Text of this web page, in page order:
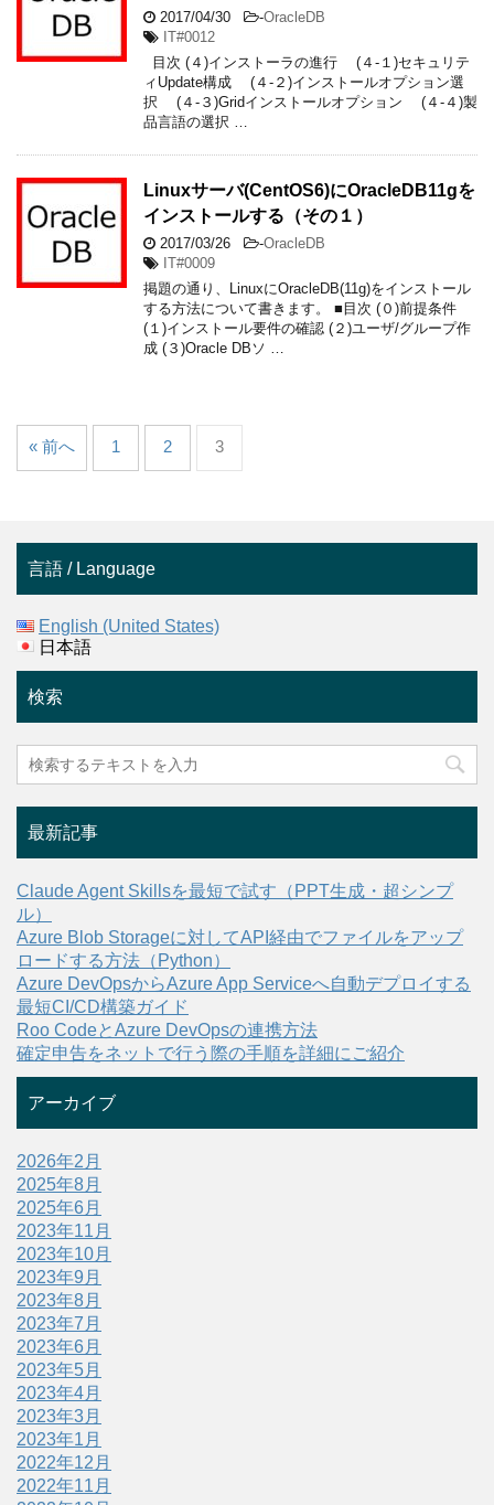
2017/04/30 -OracleDB
IT#0012
目次 (４)インストーラの進行 (４-１)セキュリテ
ィUpdate構成 (４-２)インストールオプション選
択 (４-３)Gridインストールオプション (４-４)製
品言語の選択 …
Linuxサーバ(CentOS6)にOracleDB11gを
インストールする（その１）
2017/03/26 -OracleDB
IT#0009
掲題の通り、LinuxにOracleDB(11g)をインストール
する方法について書きます。 ■目次 (０)前提条件
(１)インストール要件の確認 (２)ユーザ/グループ作
成 (３)Oracle DBソ …
« 前へ 1 2 3
言語 / Language
English (United States)
日本語
検索
最新記事
Claude Agent Skillsを最短で試す（PPT生成・超シンプ
ル）
Azure Blob Storageに対してAPI経由でファイルをアップ
ロードする方法（Python）
Azure DevOpsからAzure App Serviceへ自動デプロイする
最短CI/CD構築ガイド
Roo CodeとAzure DevOpsの連携方法
確定申告をネットで行う際の手順を詳細にご紹介
アーカイブ
2026年2月
2025年8月
2025年6月
2023年11月
2023年10月
2023年9月
2023年8月
2023年7月
2023年6月
2023年5月
2023年4月
2023年3月
2023年1月
2022年12月
2022年11月